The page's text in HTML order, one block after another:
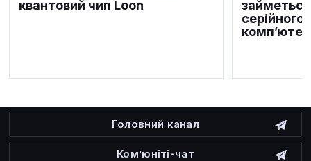
квантовий чип Loon
серійного
Головний канал
Ком’юніті-чат